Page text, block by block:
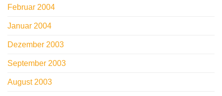
Februar 2004
Januar 2004
Dezember 2003
September 2003
August 2003